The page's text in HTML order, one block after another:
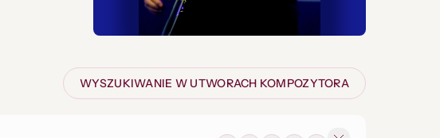
WYSZUKIWANIE W UTWORACH KOMPOZYTORA